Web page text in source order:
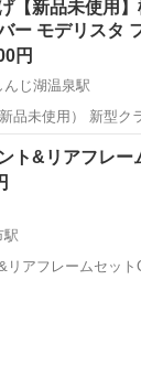
み部分のみ）です
く...
【新品未使用
ー モデリスタ
円
んじ湖温泉駅
品未使用） 新型ク
イラーの左右カラ
み部分のみ）です
く...
江しんじ湖温泉駅
ト&リアフレー
駅
アフレームセット